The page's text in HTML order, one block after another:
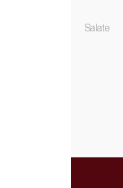
Salate